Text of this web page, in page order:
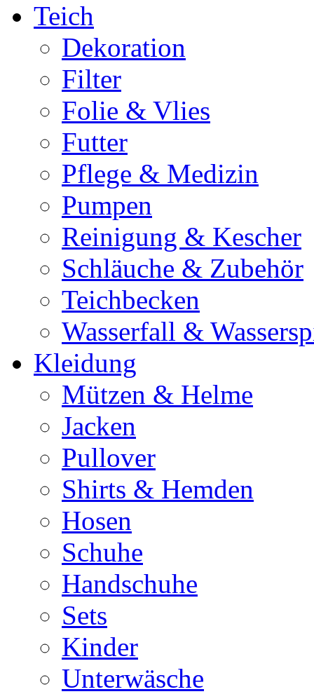
Teich
Dekoration
Filter
Folie & Vlies
Futter
Pflege & Medizin
Pumpen
Reinigung & Kescher
Schläuche & Zubehör
Teichbecken
Wasserfall &
Kleidung
Mützen & Helme
Jacken
Pullover
Shirts & Hemden
Hosen
Schuhe
Handschuhe
Sets
Kinder
Unterwäsche